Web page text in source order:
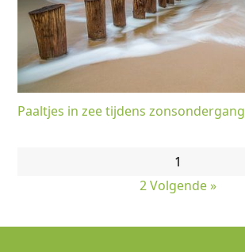
Paaltjes in zee tijdens zonsondergang
1
2 Volgende »